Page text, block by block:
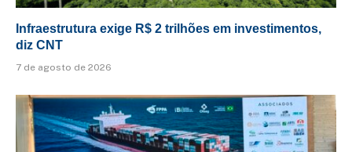
Infraestrutura exige R$ 2 trilhões em investimentos,
diz CNT
7 de agosto de 2026